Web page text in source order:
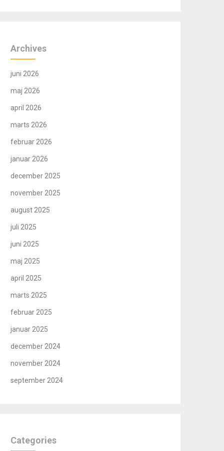
Archives
juni 2026
maj 2026
april 2026
marts 2026
februar 2026
januar 2026
december 2025
november 2025
august 2025
juli 2025
juni 2025
maj 2025
april 2025
marts 2025
februar 2025
januar 2025
december 2024
november 2024
september 2024
Categories